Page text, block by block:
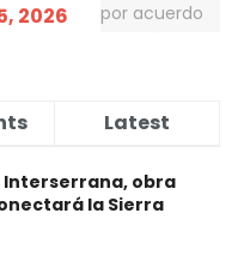
2026
Latest
obra
la Sierra